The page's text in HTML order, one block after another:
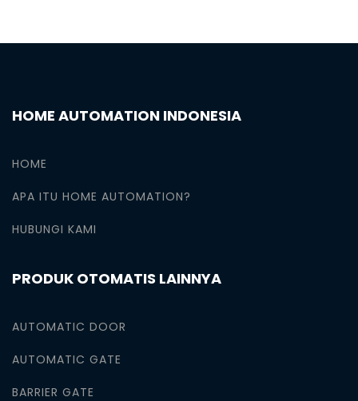
HOME AUTOMATION INDONESIA
HOME
APA ITU HOME AUTOMATION?
HUBUNGI KAMI
PRODUK OTOMATIS LAINNYA
AUTOMATIC DOOR
AUTOMATIC GATE
BARRIER GATE